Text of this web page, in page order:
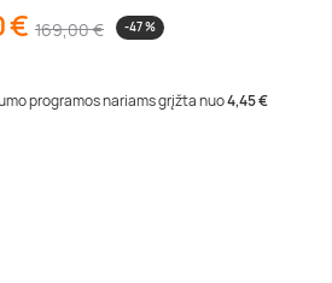
€ 169,00 € -47 %
programos nariams grįžta nuo4,45 €